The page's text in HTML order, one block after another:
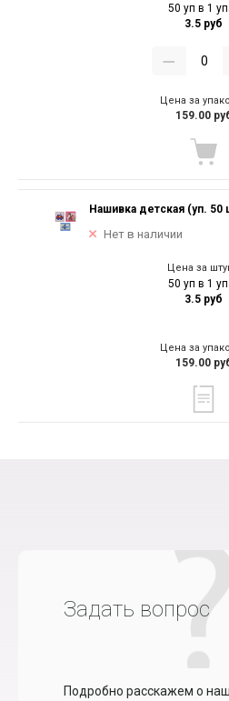
50 уп в 1
3.5 руб
Цена за
159.00
Нашивка детская (уп.
Нет в наличии
Цена за
50 уп в 1
3.5 руб
Цена за
159.00
Задать вопрос
Подробно расскажем о